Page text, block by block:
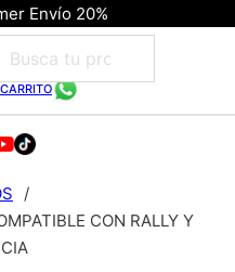
Envío 20%
CARRITO
/
CON RALLY Y